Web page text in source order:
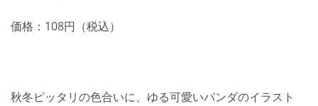
価格：108円（税込）
秋冬ピッタリの色合いに、ゆる可愛いパンダのイラスト